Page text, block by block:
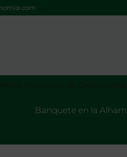
Banquete en la